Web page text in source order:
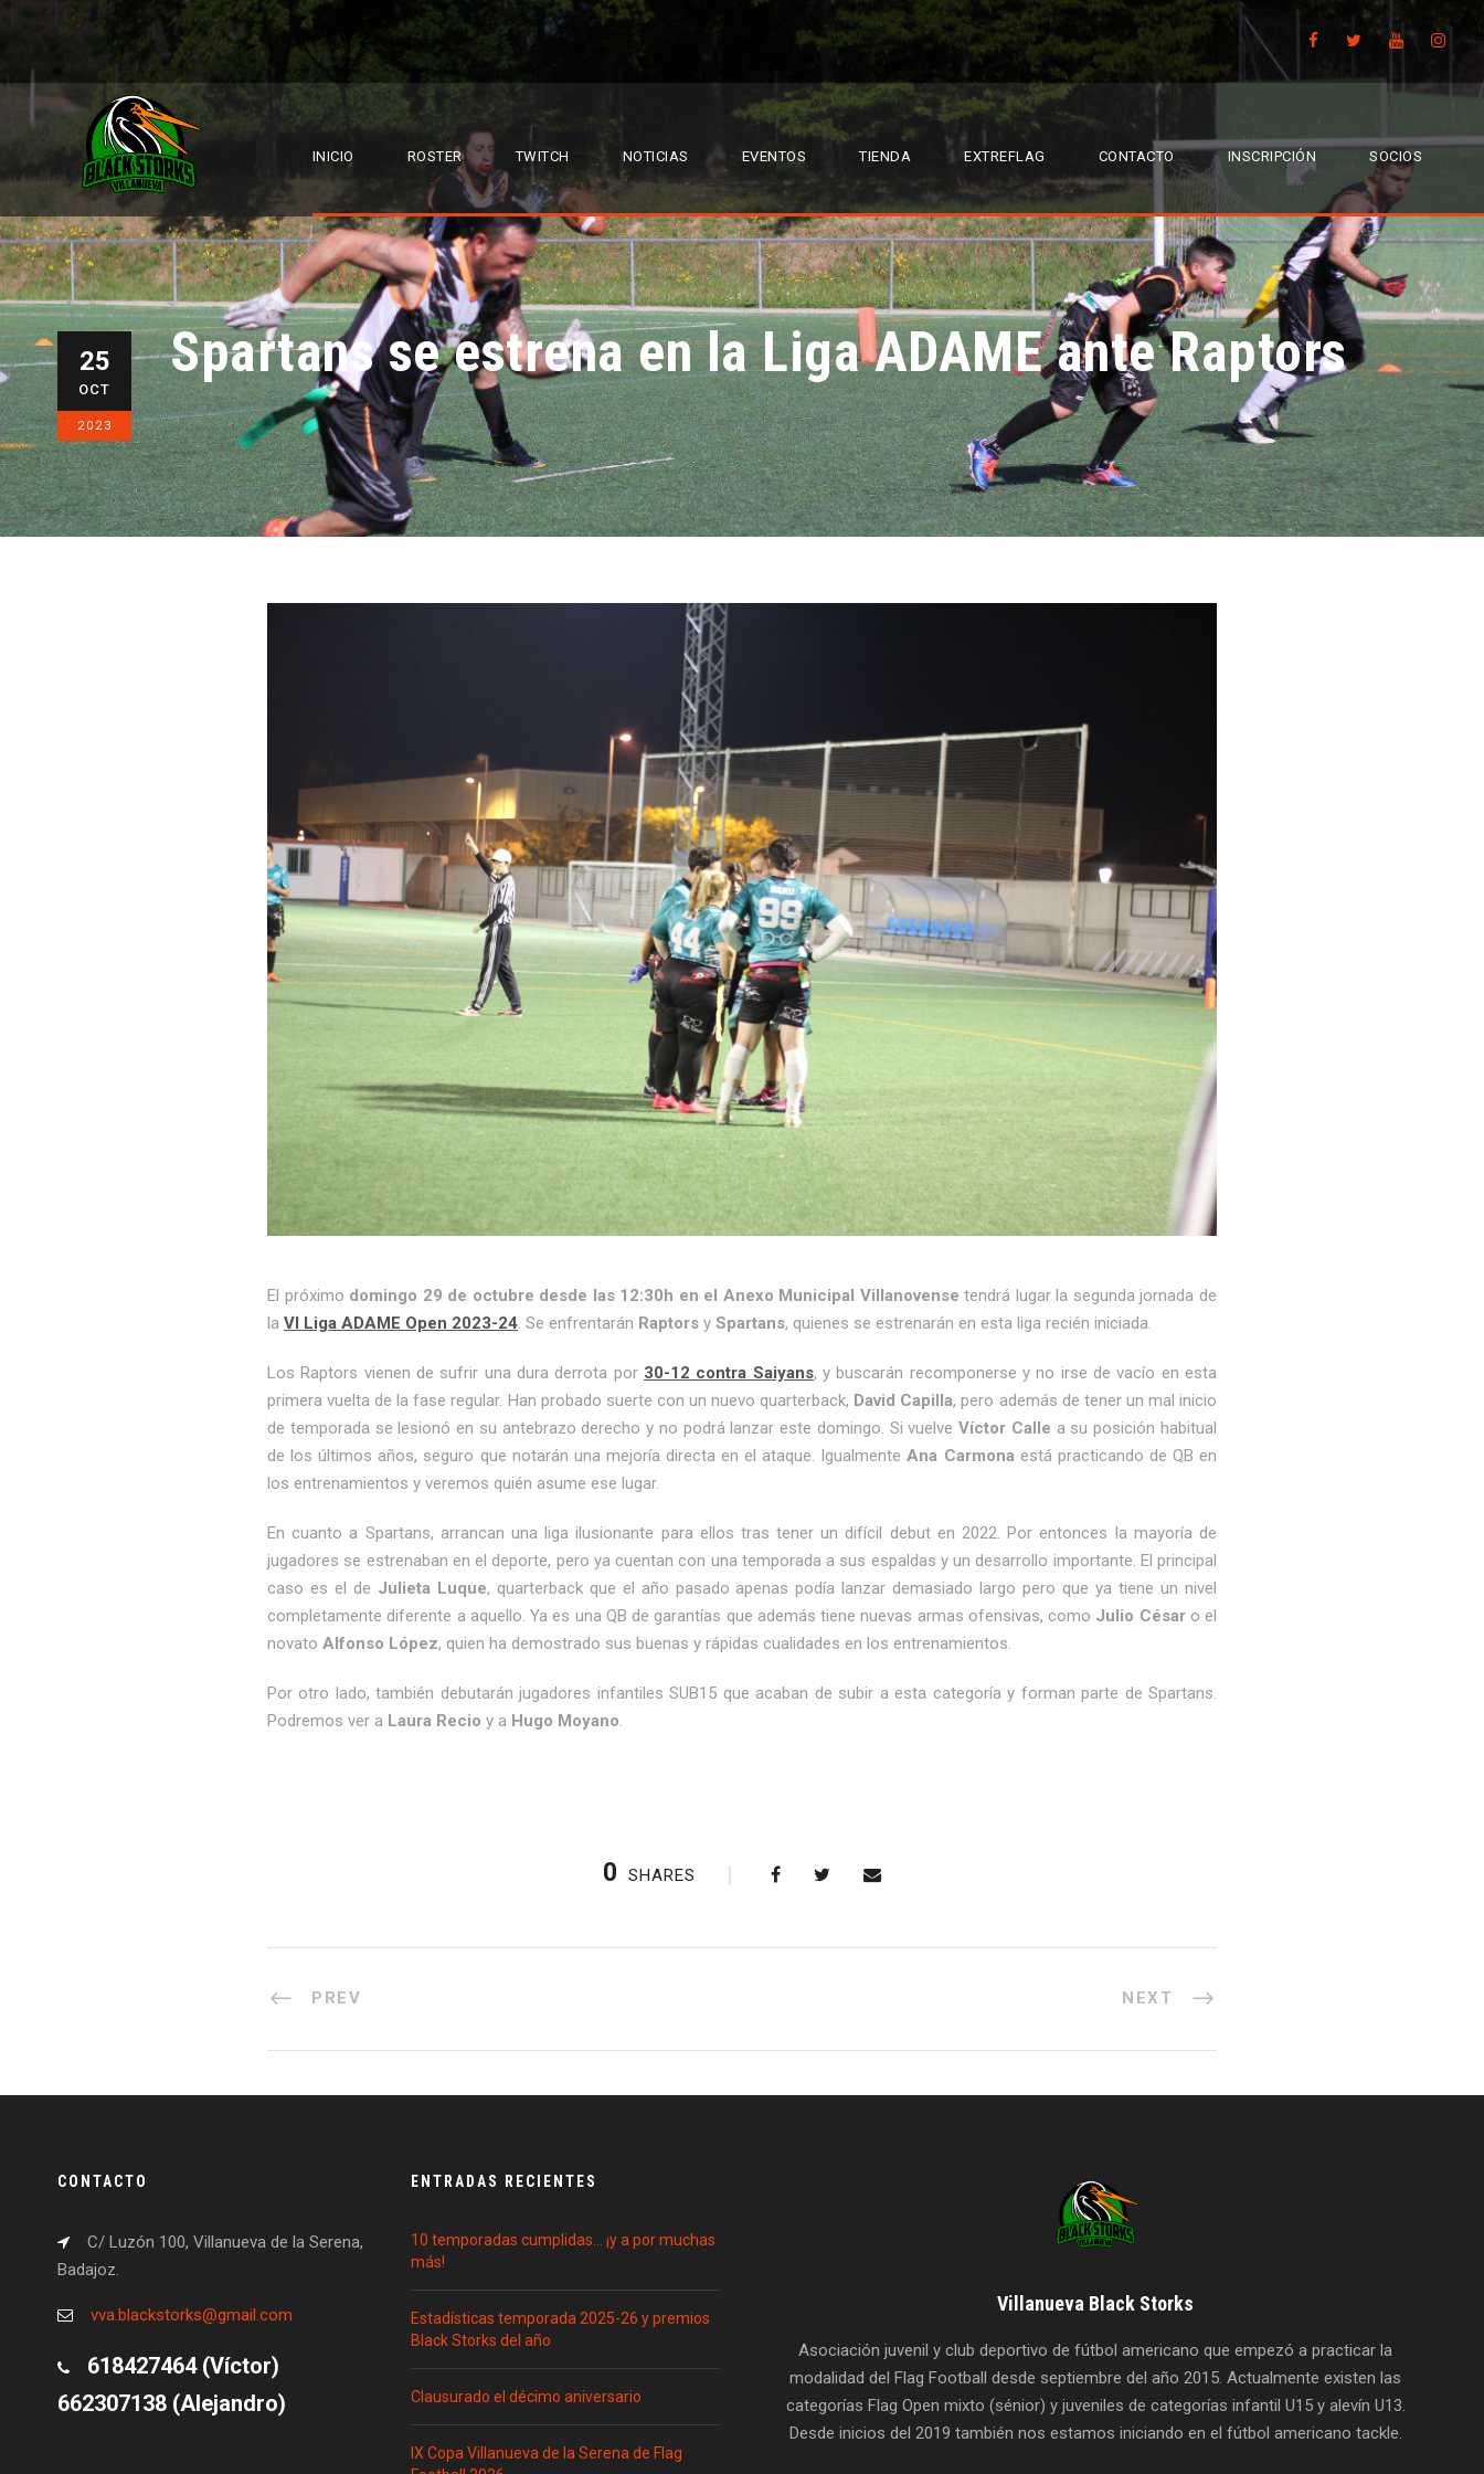
INICIO ROSTER TWITCH NOTICIAS EVENTOS TIENDA EXTREFLAG CONTACTO INSCRIPCIÓN SOCIOS
25
OCT
2023
Spartans se estrena en la Liga ADAME ante Raptors
El próximo domingo 29 de octubre desde las 12:30h en el Anexo Municipal Villanovense tendrá lugar la segunda jornada de
la VI Liga ADAME Open 2023-24. Se enfrentarán Raptors y Spartans, quienes se estrenarán en esta liga recién iniciada.
Los Raptors vienen de sufrir una dura derrota por 30-12 contra Saiyans, y buscarán recomponerse y no irse de vacío en esta
primera vuelta de la fase regular. Han probado suerte con un nuevo quarterback, David Capilla, pero además de tener un mal inicio
de temporada se lesionó en su antebrazo derecho y no podrá lanzar este domingo. Si vuelveVíctor Calle a su posición habitual
de los últimos años, seguro que notarán una mejoría directa en el ataque. IgualmenteAna Carmonaestá practicando de QB en
los entrenamientos y veremos quién asume ese lugar.
En cuanto a Spartans, arrancan una liga ilusionante para ellos tras tener un difícil debut en 2022. Por entonces la mayoría de
jugadores se estrenaban en el deporte, pero ya cuentan con una temporada a sus espaldas y un desarrollo importante. El principal
caso es el de Julieta Luque, quarterback que el año pasado apenas podía lanzar demasiado largo pero que ya tiene un nivel
completamente diferente a aquello. Ya es una QB de garantías que además tiene nuevas armas ofensivas, como Julio Césaro el
novato Alfonso López, quien ha demostrado sus buenas y rápidas cualidades en los entrenamientos.
Por otro lado, también debutarán jugadores infantiles SUB15 que acaban de subir a esta categoría y forman parte de Spartans.
Podremos ver a Laura Recio y a Hugo Moyano.
0 SHARES
PREV NEXT
CONTACTO
C/ Luzón 100, Villanueva de la Serena,
Badajoz.
vva.blackstorks@gmail.com
618427464 (Víctor)
662307138 (Alejandro)
ENTRADAS RECIENTES
10 temporadas cumplidas… ¡y a por muchas
más!
Estadísticas temporada 2025-26 y premios
Black Storks del año
Clausurado el décimo aniversario
IX Copa Villanueva de la Serena de Flag
Villanueva Black Storks
Asociación juvenil y club deportivo de fútbol americano que empezó a practicar la
modalidad del Flag Football desde septiembre del año 2015. Actualmente existen las
categorías Flag Open mixto (sénior) y juveniles de categorías infantil U15 y alevín U13.
Desde inicios del 2019 también nos estamos iniciando en el fútbol americano tackle.